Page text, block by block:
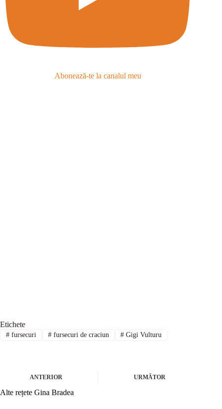
Abonează-te la canalul meu
Etichete
#fursecuri #fursecuri de craciun # Gigi Vulturu
ANTERIOR URMĂTOR
Alte rețete Gina Bradea